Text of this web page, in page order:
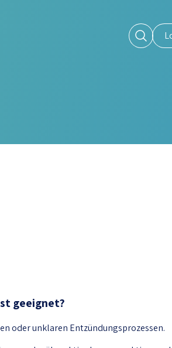
geeignet?
oder unklaren Entzündungsprozessen.